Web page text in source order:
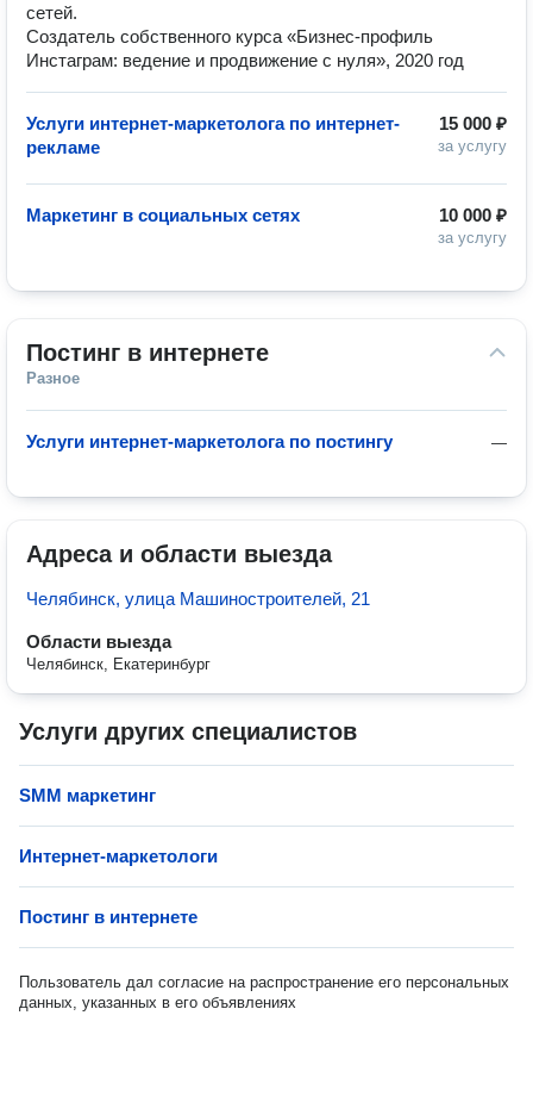
сетей.
️Создатель собственного курса «Бизнес-профиль
Инстаграм: ведение и продвижение с нуля», 2020 год
15 000 ₽
за услугу
Услуги интернет-маркетолога по интернет-
рекламе
10 000 ₽
за услугу
Маркетинг в социальных сетях
Постинг в интернете
Разное
—
Услуги интернет-маркетолога по постингу
Адреса и области выезда
Челябинск, улица Машиностроителей, 21
Области выезда
Челябинск, Екатеринбург
Услуги других специалистов
SMM маркетинг
Интернет-маркетологи
Постинг в интернете
Пользователь дал согласие на распространение его персональных
данных, указанных в его объявлениях